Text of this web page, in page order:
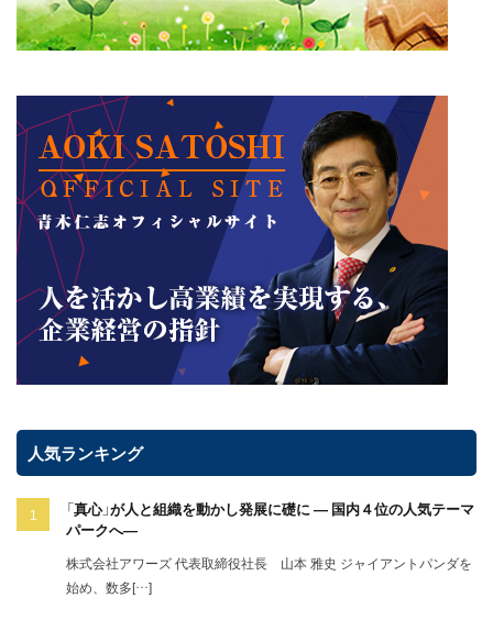
人気ランキング
「真心」が人と組織を動かし発展に礎に ― 国内４位の人気テーマ
パークへ―
株式会社アワーズ 代表取締役社長 山本 雅史 ジャイアントパンダを
始め、数多[…]